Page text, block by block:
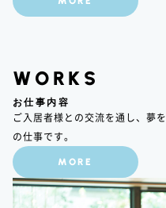
WORKS
お仕事内容
ご入居者様との交流を通し、夢
の仕事です。
MORE